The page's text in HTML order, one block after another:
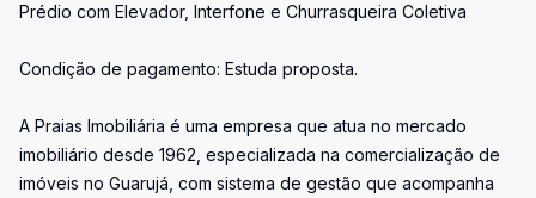
Prédio com Elevador, Interfone e Churrasqueira Coletiva
Condição de pagamento: Estuda proposta.
A Praias Imobiliária é uma empresa que atua no mercado
imobiliário desde 1962, especializada na comercialização de
imóveis no Guarujá, com sistema de gestão que acompanha